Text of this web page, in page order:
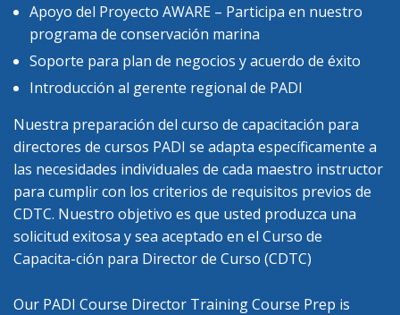
Apoyo del Proyecto AWARE – Participa en nuestro
programa de conservación marina
Soporte para plan de negocios y acuerdo de éxito
Introducción al gerente regional de PADI
Nuestra preparación del curso de capacitación para
directores de cursos PADI se adapta específicamente a
las necesidades individuales de cada maestro instructor
para cumplir con los criterios de requisitos previos de
CDTC. Nuestro objetivo es que usted produzca una
solicitud exitosa y sea aceptado en el Curso de
Capacita-ción para Director de Curso (CDTC)
Our PADI Course Director Training Course Prep is